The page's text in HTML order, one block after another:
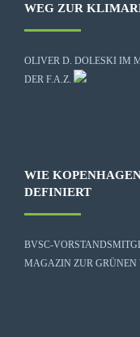
WEG ZUR
OLIVER D. DOLESKI IM
DER F.A.Z.
WIE
DEFINIERT
BVSC-
MAGAZIN ZUR GRÜNEN